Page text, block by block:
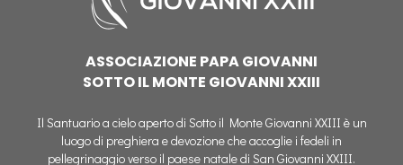
ASSOCIAZIONE PAPA GIOVANNI
SOTTO IL MONTE GIOVANNI XXIII
Il Santuario a cielo aperto di Sotto il Monte Giovanni XXIII è un
luogo di preghiera e devozione che accoglie i fedeli in
pellegrinaggio verso il paese natale di San Giovanni XXIII.